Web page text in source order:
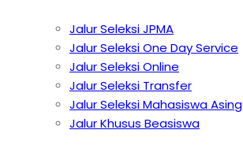
Jalur Seleksi JPMA
Jalur Seleksi One Day Service
Jalur Seleksi Online
Jalur Seleksi Transfer
Jalur Seleksi Mahasiswa Asing
Jalur Khusus Beasiswa